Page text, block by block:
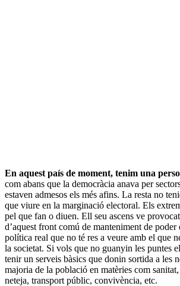
En aquest país de moment, tenim una
com abans que la democràcia anava per
estaven admesos els més afins. La resta no
que viure en la marginació electoral. Els
pel que fan o diuen. Ell seu ascens ve
d’aquest front comú de manteniment de poder
política real que no té res a veure amb el que
la societat. Si vols que no guanyin les puntes
tenir un serveis bàsics que donin sortida a les
majoria de la població en matèries com
neteja, transport públic, convivència, etc.